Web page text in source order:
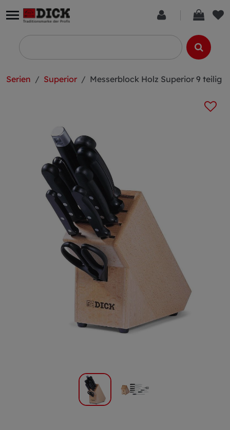
Serien Superior Messerblock Holz Superior 9 teilig